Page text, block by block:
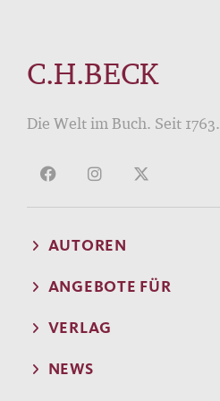
C.H.BECK
Die Welt im Buch. Seit 1763.
AUTOREN
ANGEBOTE FÜR
VERLAG
NEWS